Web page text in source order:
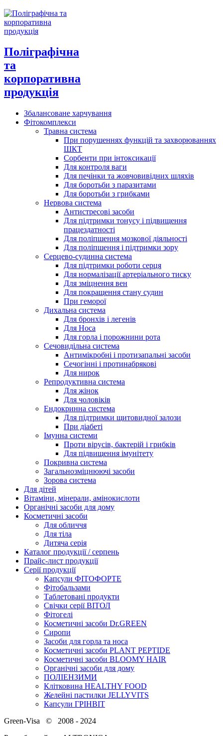
Поліграфічна
та
корпоративна
продукція
Збалансоване харчування
Фітокомплекси
Травна система
При порушеннях функцій та захворюваннях
ШКТ
Сорбенти при інтоксикації
Для контроля ваги
Для печінки та жовчовивідних шляхів
Для боротьби з паразитами
Для боротьби з грибками
Нервова система
Антистресові засоби
Для підтримки тонусу і підвищення
працездатності
Для поліпшення мозкової діяльності
Для поліпшення і підтримки зору
Серцево-судинна система
Для підтримки роботи серця
Для нормалізації артеріального тиску
Для зміцнення вен
Для покращення стану судин
При геморої
Дихальна система
Для бронхів і легенів
Для Носа
Для горла і порожнини рота
Сечовидільна система
Антимікробні і протизапальні засоби
Сечогінні і протинабрякові
Для нирок
Репродуктивна система
Для жінок
Для чоловіків
Ендокринна система
Для підтримки щитовидної залози
При діабеті
Імунна системи
Проти вірусів, бактерій і грибків
Для підвищення імунітету
Покривна система
Загальнозміцнюючі засоби
Зорова система
Для дітей
Вітаміни, мінерали, амінокислоти
Органічні засоби для дому
Косметичні засоби
Для обличчя
Для тіла
Дитяча серія
Каталог продукції / серпень
Прайс-лист продукції
Серії продукції
Капсули ФІТОФОРТЕ
Фітобальзами
Таблетовані продукти
Свічки серії ВІТОЛ
Фітогелі
Косметичні засоби Dr.GREEN
Сиропи
Засоби для горла та носа
Косметичні засоби PLANT PEPTIDE
Косметичні засоби BLOOMY HAIR
Органічні засоби для дому
ПОЛІЕНЗИМИ
Клітковина HEALTHY FOOD
Желейні пастилки JELLYVITS
Капсули ГРІНВІТ
Green-Visa © 2008 - 2024